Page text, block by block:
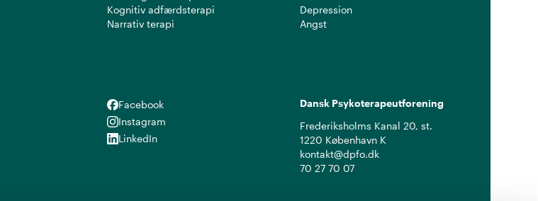
Kognitiv adfærdsterapi
Narrativ terapi
Depression
Angst
Facebook
Facebook
Instagram
Instagram
LinkedIn
LinkedIn
Dansk Psykoterapeutforening
Frederiksholms Kanal 20, st.
1220 København K
kontakt@dpfo.dk
70 27 70 07